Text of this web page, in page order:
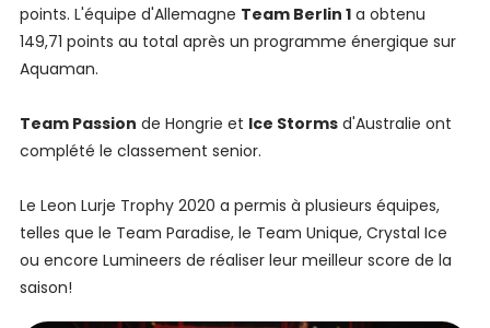
points. L'équipe d'Allemagne Team Berlin 1a obtenu
149,71 points au total après un programme énergique sur
Aquaman.
Team Passion de Hongrie et Ice Stormsd'Australie ont
complété le classement senior.
Le Leon Lurje Trophy 2020 a permis à plusieurs équipes,
telles que le Team Paradise, le Team Unique, Crystal Ice
ou encore Lumineers de réaliser leur meilleur score de la
saison!